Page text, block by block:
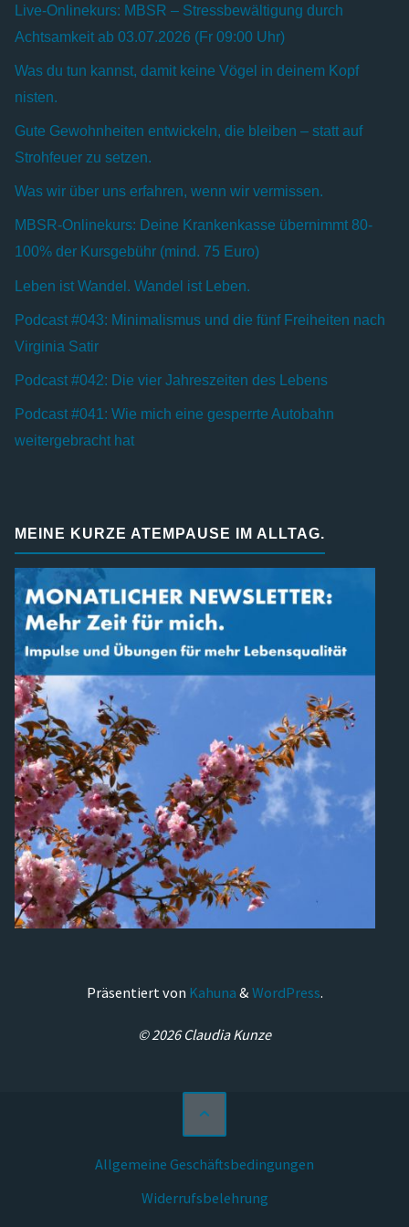
Live-Onlinekurs: MBSR – Stressbewältigung durch
Achtsamkeit ab 03.07.2026 (Fr 09:00 Uhr)
Was du tun kannst, damit keine Vögel in deinem Kopf
nisten.
Gute Gewohnheiten entwickeln, die bleiben – statt auf
Strohfeuer zu setzen.
Was wir über uns erfahren, wenn wir vermissen.
MBSR-Onlinekurs: Deine Krankenkasse übernimmt 80-
100% der Kursgebühr (mind. 75 Euro)
Leben ist Wandel. Wandel ist Leben.
Podcast #043: Minimalismus und die fünf Freiheiten nach
Virginia Satir
Podcast #042: Die vier Jahreszeiten des Lebens
Podcast #041: Wie mich eine gesperrte Autobahn
weitergebracht hat
MEINE KURZE ATEMPAUSE IM ALLTAG.
Präsentiert von Kahuna & WordPress.
© 2026 Claudia Kunze
Allgemeine Geschäftsbedingungen
Widerrufsbelehrung